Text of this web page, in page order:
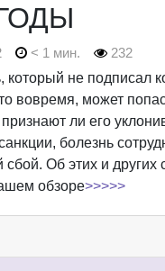
< 1 мин.
232
который не подписал
вовремя, может
ли его
болезнь
сбой. Об этих и других
обзоре>>>>>